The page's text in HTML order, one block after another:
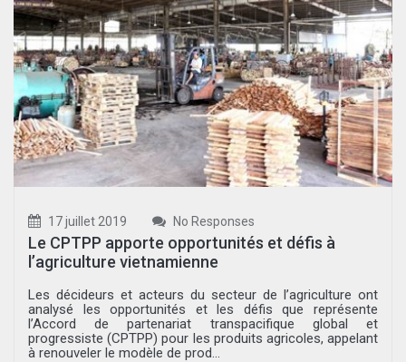
17 juillet 2019 No Responses
Le CPTPP apporte opportunités et défis à
l’agriculture vietnamienne
Les décideurs et acteurs du secteur de l’agriculture ont
analysé les opportunités et les défis que représente
l’Accord de partenariat transpacifique global et
progressiste (CPTPP) pour les produits agricoles, appelant
à renouveler le modèle de prod...